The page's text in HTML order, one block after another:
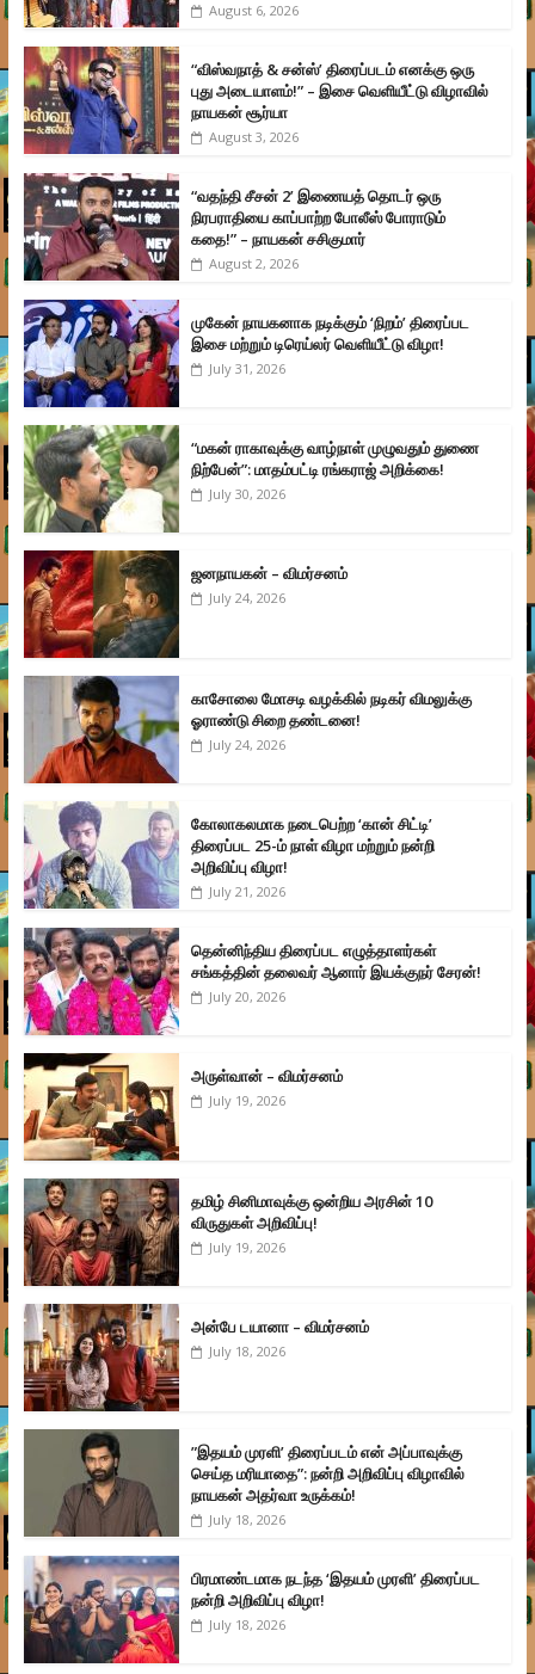
August 6, 2026
“விஸ்வநாத் & சன்ஸ்’ திரைப்படம் எனக்கு ஒரு
புது அடையாளம்!” – இசை வெளியீட்டு விழாவில்
நாயகன் சூர்யா
August 3, 2026
“வதந்தி சீசன் 2’ இணையத் தொடர் ஒரு
நிரபராதியை காப்பாற்ற போலீஸ் போராடும்
கதை!” – நாயகன் சசிகுமார்
August 2, 2026
முகேன் நாயகனாக நடிக்கும் ‘நிறம்’ திரைப்பட
இசை மற்றும் டிரெய்லர் வெளியீட்டு விழா!
July 31, 2026
“மகன் ராகாவுக்கு வாழ்நாள் முழுவதும் துணை
நிற்பேன்”: மாதம்பட்டி ரங்கராஜ் அறிக்கை!
July 30, 2026
ஜனநாயகன் – விமர்சனம்
July 24, 2026
காசோலை மோசடி வழக்கில் நடிகர் விமலுக்கு
ஓராண்டு சிறை தண்டனை!
July 24, 2026
கோலாகலமாக நடைபெற்ற ‘கான் சிட்டி’
திரைப்பட 25-ம் நாள் விழா மற்றும் நன்றி
அறிவிப்பு விழா!
July 21, 2026
தென்னிந்திய திரைப்பட எழுத்தாளர்கள்
சங்கத்தின் தலைவர் ஆனார் இயக்குநர் சேரன்!
July 20, 2026
அருள்வான் – விமர்சனம்
July 19, 2026
தமிழ் சினிமாவுக்கு ஒன்றிய அரசின் 10
விருதுகள் அறிவிப்பு!
July 19, 2026
அன்பே டயானா – விமர்சனம்
July 18, 2026
”இதயம் முரளி’ திரைப்படம் என் அப்பாவுக்கு
செய்த மரியாதை”: நன்றி அறிவிப்பு விழாவில்
நாயகன் அதர்வா உருக்கம்!
July 18, 2026
பிரமாண்டமாக நடந்த ‘இதயம் முரளி’ திரைப்பட
நன்றி அறிவிப்பு விழா!
July 18, 2026